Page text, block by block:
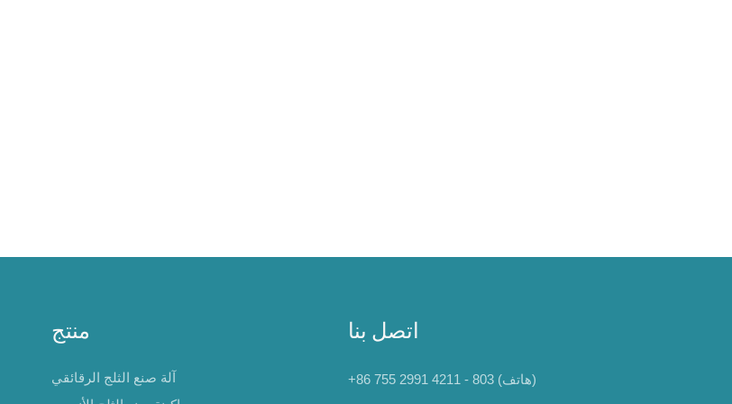
منتج
آلة صنع الثلج الرقائقي
اتصل بنا
+86 755 2991 4211 - 803 (هاتف)